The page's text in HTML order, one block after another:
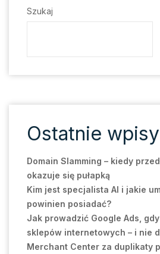
Szukaj
Ostatnie wpisy
Domain Slamming – kiedy
okazuje się pułapką
Kim jest specjalista AI i jakie
powinien posiadać?
Jak prowadzić Google Ads,
sklepów internetowych – i nie
Merchant Center za duplikaty